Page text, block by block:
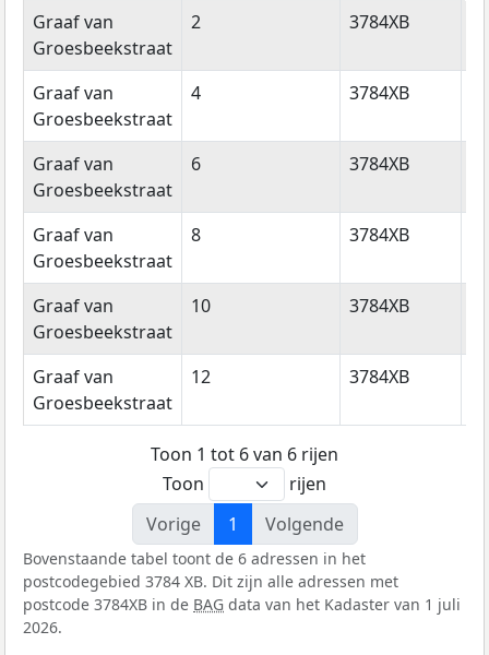
Straatnaam
Huisnummer Postcode
Graaf van
Groesbeekstraat
2 3784XB
Graaf van
Groesbeekstraat
4 3784XB
Graaf van
Groesbeekstraat
6 3784XB
Graaf van
Groesbeekstraat
8 3784XB
Graaf van
Groesbeekstraat
10 3784XB
Graaf van
Groesbeekstraat
12 3784XB
Toon 1 tot 6 van 6 rijen
Toon
rijen
Vorige
1 Volgende
Bovenstaande tabel toont de 6 adressen in het
postcodegebied 3784 XB. Dit zijn alle adressen met
postcode 3784XB in de BAG data van het Kadaster van 1 juli
2026.